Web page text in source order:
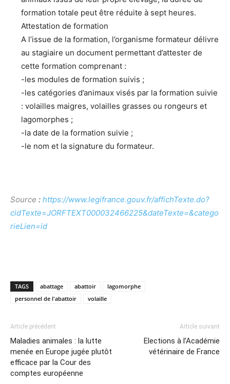
formation totale peut être réduite à sept heures.
Attestation de formation
A l’issue de la formation, l’organisme formateur délivre
au stagiaire un document permettant d’attester de
cette formation comprenant :
-les modules de formation suivis ;
-les catégories d’animaux visés par la formation suivie
: volailles maigres, volailles grasses ou rongeurs et
lagomorphes ;
-la date de la formation suivie ;
-le nom et la signature du formateur.
Source : https://www.legifrance.gouv.fr/affichTexte.do?
cidTexte=JORFTEXT000032466225&dateTexte=&catego
rieLien=id
TAGS abattage abattoir
lagomorphe
personnel de l'abattoir
volaille
Article précédent
Maladies animales : la lutte
menée en Europe jugée plutôt
efficace par la Cour des
comptes européenne
Article suivant
Elections à l’Académie
vétérinaire de France